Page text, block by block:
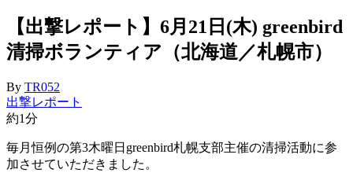
【出撃レポート】6月21日(木) greenbird
清掃ボランティア（北海道／札幌市）
By TR052
出撃レポート
約1分
毎月恒例の第3木曜日greenbird札幌支部主催の清掃活動に参
加させていただきました。